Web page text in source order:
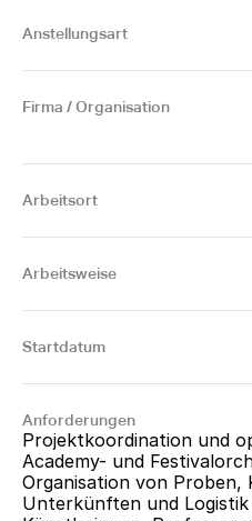
Anstellungsart
Firma / Organisation
Arbeitsort
Arbeitsweise
Startdatum
Anforderungen
Projektkoordination und
Academy- und
Organisation von Proben,
Unterkünften und